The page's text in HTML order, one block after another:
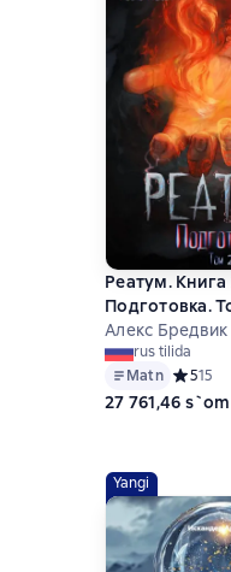
Реатум. Книга
Подготовка.
Алекс Бредвик
rus tilida
Matn
515
27 761,46 s`om
Yangi